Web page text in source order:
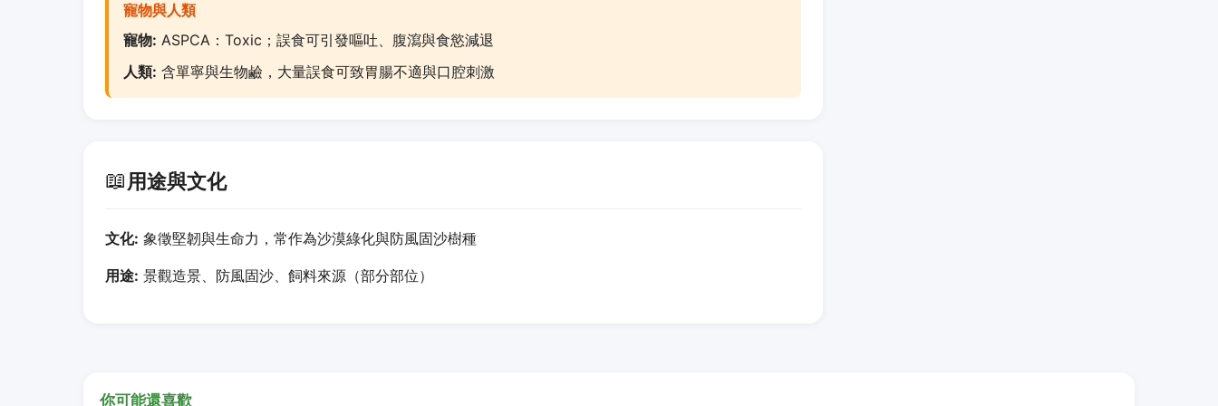
寵物與人類
寵物: ASPCA：Toxic；誤食可引發嘔吐、腹瀉與食慾減退
人類: 含單寧與生物鹼，大量誤食可致胃腸不適與口腔刺激
📖用途與文化
文化: 象徵堅韌與生命力，常作為沙漠綠化與防風固沙樹種
用途: 景觀造景、防風固沙、飼料來源（部分部位）
你可能還喜歡